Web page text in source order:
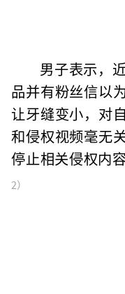
男子表示，
品并有粉丝信以
让牙缝变小，对
和侵权视频毫无
停止相关侵权内
2）